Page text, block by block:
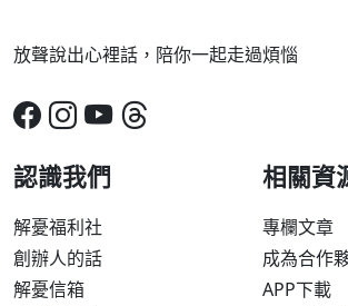
放聲說出心裡話，陪你一起走過煩惱
認識我們
解憂福利社
創辦人的話
解憂信箱
相關資
專欄文章
成為合作
APP下載